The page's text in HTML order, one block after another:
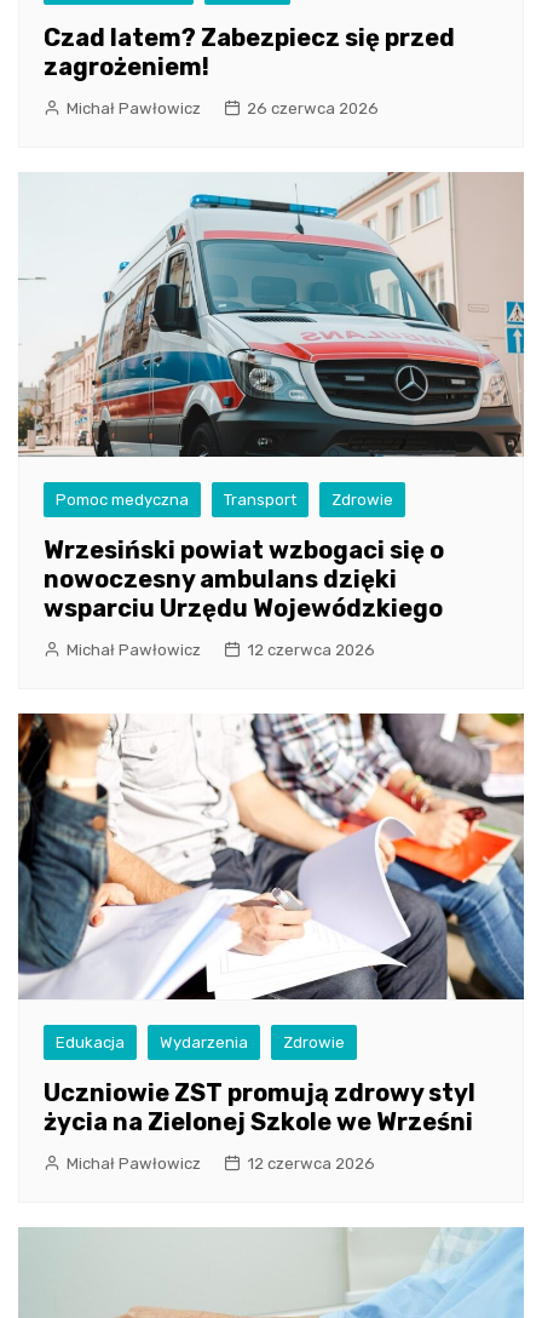
Czad latem? Zabezpiecz się przed
zagrożeniem!
Michał Pawłowicz 26 czerwca 2026
Pomoc medyczna Transport Zdrowie
Wrzesiński powiat wzbogaci się o
nowoczesny ambulans dzięki
wsparciu Urzędu Wojewódzkiego
Michał Pawłowicz 12 czerwca 2026
Edukacja Wydarzenia Zdrowie
Uczniowie ZST promują zdrowy styl
życia na Zielonej Szkole we Wrześni
Michał Pawłowicz 12 czerwca 2026